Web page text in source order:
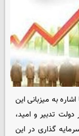
به میزبانی این
در دولت تدبیر و امید،
میلیارد ریال سرمایه گذاری در این